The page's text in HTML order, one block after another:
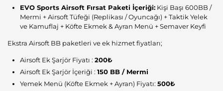
EVO Sports Airsoft Fırsat Paketi İçeriği: Kişi Başı 600BB /
Mermi + Airsoft Tüfeği (Replikası / Oyuncağı) + Taktik Yelek
ve Kamuflaj + Köfte Ekmek & Ayran Menü + Semaver Keyfi
Ekstra Airsoft BB paketleri ve ek hizmet fiyatları;
Airsoft Ek Şarjör Fiyatı : 200₺
Airsoft Ek Şarjör İçeriği : 150 BB / Mermi
Yemek Menü (Köfte Ekmek + Ayran) Fiyatı: 500₺